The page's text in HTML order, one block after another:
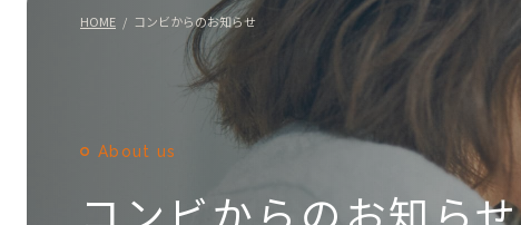
HOME コンビからのお知らせ
About us
コンビからのお知らせ